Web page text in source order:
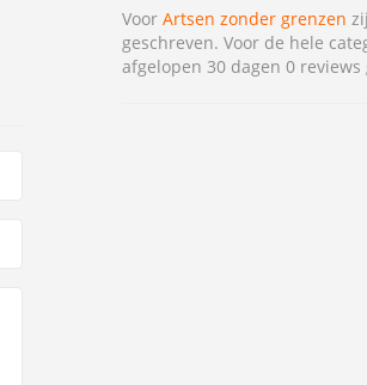
Voor Artsen zonder grenzen
geschreven. Voor de hele
afgelopen 30 dagen 0 reviews